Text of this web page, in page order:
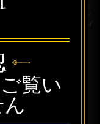
owned by Uncle Nearest, Inc.
WORLD NEVER KNEW,
are trademarks of
覧い